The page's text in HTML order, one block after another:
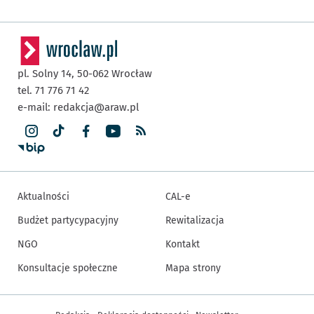
pl. Solny 14, 50-062 Wrocław
tel. 71 776 71 42
e-mail: redakcja@araw.pl
Aktualności
Budżet partycypacyjny
NGO
Konsultacje społeczne
CAL-e
Rewitalizacja
Kontakt
Mapa strony
Inne informacje